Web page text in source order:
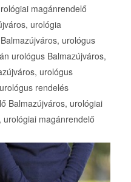
magánrendelő
urológia
urológus
urológus Balmazújváros,
urológus
rendelés
Balmazújváros, urológiai
magánrendelő